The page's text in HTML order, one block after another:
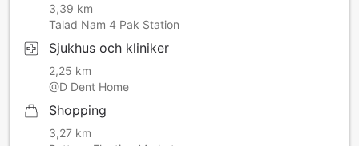
3,39 km
Talad Nam 4 Pak Station
Sjukhus och kliniker
2,25 km
@D Dent Home
Shopping
3,27 km